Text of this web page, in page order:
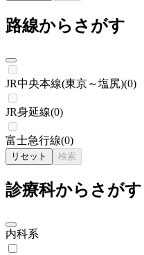
路線からさがす
JR中央本線(東京～塩尻)(0)
JR身延線(0)
富士急行線(0)
リセット 検索
診療科からさがす
内科系